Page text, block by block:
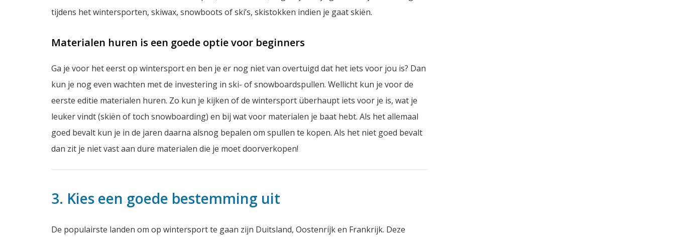
tijdens het wintersporten, skiwax, snowboots of ski’s, skistokken indien je gaat skiën.
Materialen huren is een goede optie voor beginners
Ga je voor het eerst op wintersport en ben je er nog niet van overtuigd dat het iets voor jou is? Dan
kun je nog even wachten met de investering in ski- of snowboardspullen. Wellicht kun je voor de
eerste editie materialen huren. Zo kun je kijken of de wintersport überhaupt iets voor je is, wat je
leuker vindt (skiën of toch snowboarding) en bij wat voor materialen je baat hebt. Als het allemaal
goed bevalt kun je in de jaren daarna alsnog bepalen om spullen te kopen. Als het niet goed bevalt
dan zit je niet vast aan dure materialen die je moet doorverkopen!
3. Kies een goede bestemming uit
De populairste landen om op wintersport te gaan zijn Duitsland, Oostenrijk en Frankrijk. Deze